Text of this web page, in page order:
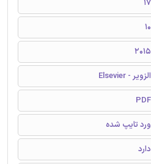
17
10
2015
الزویر - Elsevier
PDF
ورد تایپ شده
دارد